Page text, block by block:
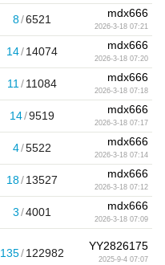
8/6521 mdx666
2026-3-18 07:21
14/ 14074 mdx666
2026-3-18 07:20
11 / 11084 mdx666
2026-3-18 07:18
14/9519 mdx666
2026-3-18 07:17
4/5522 mdx666
2026-3-18 07:14
18/ 13527 mdx666
2026-3-18 07:12
3/4001 mdx666
2026-3-18 07:09
135/ 122982
YY2826175
2025-9-4 07:07